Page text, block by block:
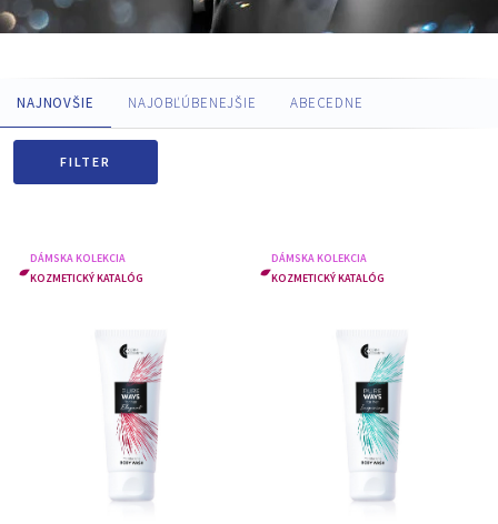
NAJNOVŠIE NAJOBĽÚBENEJŠIE ABECEDNE
FILTER
DÁMSKA KOLEKCIA
KOZMETICKÝ KATALÓG
DÁMSKA KOLEKCIA
KOZMETICKÝ KATALÓG